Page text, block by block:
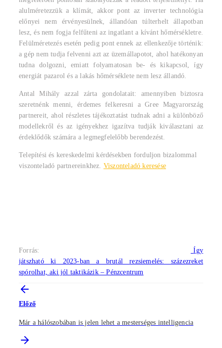
alulméretezzük a klímát, akkor pont az inverter technológia
előnyei nem érvényesülnek, állandóan túlterhelt állapotban
lesz, és nem fogja felfűteni az ingatlant a kívánt hőmérsékletre.
Felülméretezés esetén pedig pont ennek az ellenkezője történik:
a gép nem tudja felvenni azt az üzemállapotot, ahol hatékonyan
tudna dolgozni, emiatt folyamatosan be- és kikapcsol, így
energiát pazarol és a lakás hőmérséklete nem lesz állandó.
Antal Mihály azzal zárta gondolatait: amennyiben biztosra
szeretnénk menni, érdemes felkeresni a Gree Magyarország
partnereit, ahol részletes tájékoztatást tudnak adni a különböző
modellekről és az igényekhez igazítva tudják kiválasztani az
érdeklődők számára a legmegfelelőbb berendezést.
Telepítési és kereskedelmi kérdésekben forduljon bizalommal
viszonteladó partnereinkhez. Viszonteladó keresése
Forrás:
Így
játszható ki 2023-ban a brutál rezsiemelés: százezreket
spórolhat, aki jól taktikázik – Pénzcentrum
Előző
Már a hálószobában is jelen lehet a mesterséges intelligencia